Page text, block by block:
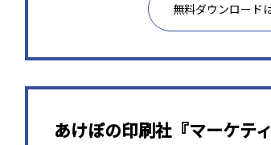
無料ダウンロード
あけぼの印刷社『マーケテ